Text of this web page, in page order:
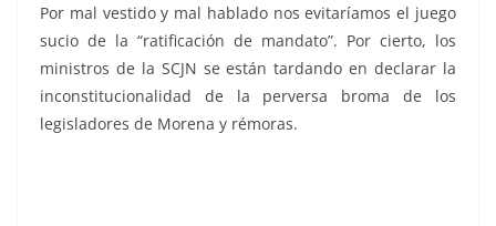
Por mal vestido y mal hablado nos evitaríamos el juego
sucio de la “ratificación de mandato”. Por cierto, los
ministros de la SCJN se están tardando en declarar la
inconstitucionalidad de la perversa broma de los
legisladores de Morena y rémoras.